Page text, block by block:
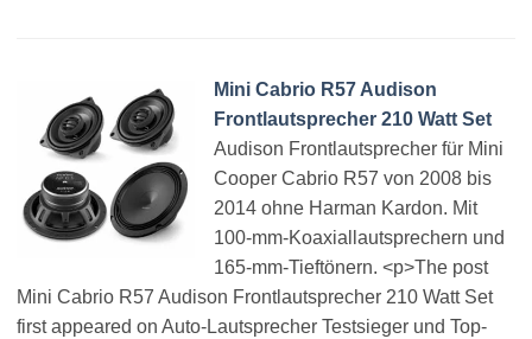
Mini Cabrio R57 Audison
Frontlautsprecher 210 Watt Set
Audison Frontlautsprecher für Mini
Cooper Cabrio R57 von 2008 bis
2014 ohne Harman Kardon. Mit
100-mm-Koaxiallautsprechern und
165-mm-Tieftönern. <p>The post
Mini Cabrio R57 Audison Frontlautsprecher 210 Watt Set
first appeared on Auto-Lautsprecher Testsieger und Top-